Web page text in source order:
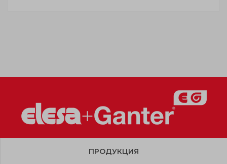
ПРОДУКЦИЯ